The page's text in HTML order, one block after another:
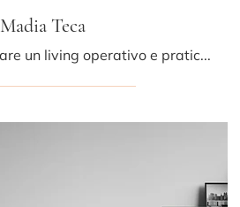
Madia Teca
Se desideri completare un living operativo e pratico dalle linee moderne, ti presentiamo la parete attrezzata Madia Teca Arrital.